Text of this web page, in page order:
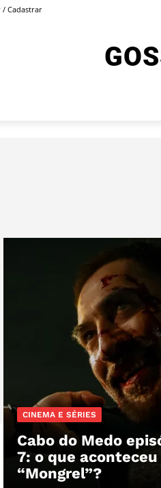
/ Cadastrar
CINEMA E SÉRIES
Cabo do Medo
7: o que aconteceu
“Mongrel”?